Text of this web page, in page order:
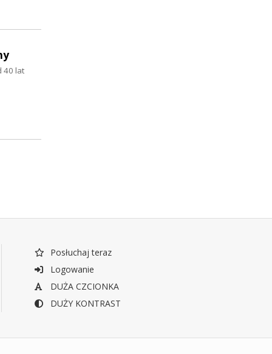
40 lat
Posłuchaj teraz
Logowanie
DUŻA CZCIONKA
DUŻY KONTRAST